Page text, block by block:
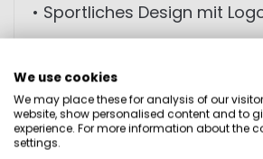
• Sportliches Design mit
S - 100 cm
M -115 cm
L - 130 cm
We use cookies
We may place these for analysis of our
website, show personalised content and to
experience. For more information about the
settings.